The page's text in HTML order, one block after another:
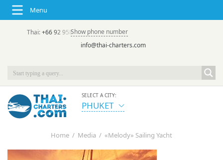
Menu
Thai:+66 92 958 8644(rus/eng) | в России:
Show phone number
info@thai-charters.com
SELECT A CITY:
PHUKET
Home / Media / «Melody» Sailing Yacht